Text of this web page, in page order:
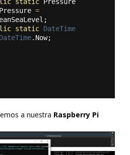
static Pressure
=
;
static DateTime
DateTime. Now;
a nuestra Raspberry Pi